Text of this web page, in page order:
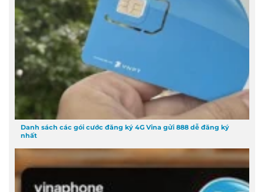
Danh sách các gói cước đăng ký 4G Vina gửi 888 dễ đăng ký
nhất